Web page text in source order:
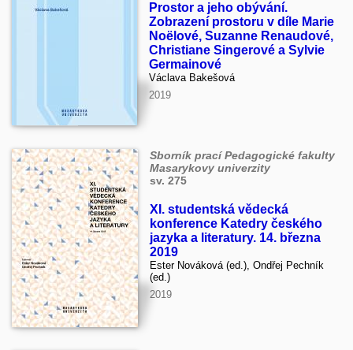
Prostor a jeho obývání.
Zobrazení prostoru v díle Marie
Noëlové, Suzanne Renaudové,
Christiane Singerové a Sylvie
Germainové
Václava Bakešová
2019
Sborník prací Pedagogické fakulty
Masarykovy univerzity
sv. 275
XI. studentská vědecká
konference Katedry českého
jazyka a literatury. 14. března
2019
Ester Nováková (ed.), Ondřej Pechník
(ed.)
2019